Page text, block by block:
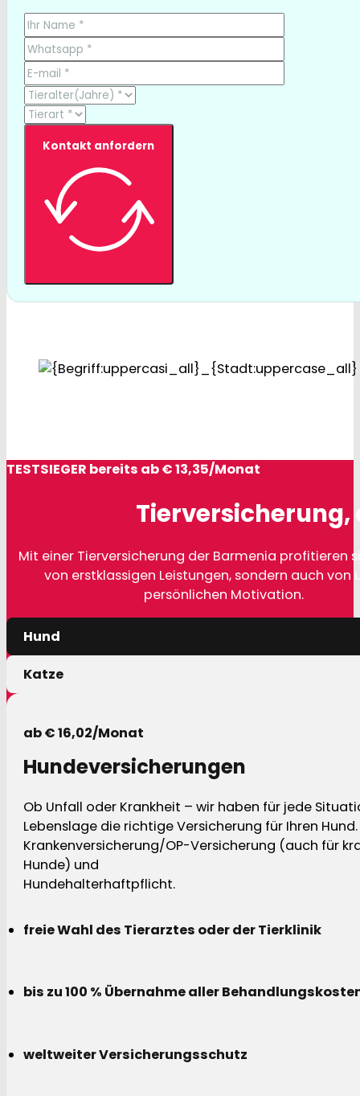
Kontakt anfordern
TESTSIEGER bereits ab € 13,35/Monat
Tierversicherung,
Mit einer Tierversicherung der Barmenia profitieren
von erstklassigen Leistungen, sondern auch von
persönlichen Motivation.
Hund
Katze
ab € 16,02/Monat
Hundeversicherungen
Ob Unfall oder Krankheit – wir haben für jede
Lebenslage die richtige Versicherung für Ihren Hund.
Krankenversicherung/OP-Versicherung (auch für
Hunde) und
Hundehalterhaftpflicht.
freie Wahl des Tierarztes oder der Tierklinik
bis zu 100 % Übernahme aller
weltweiter Versicherungsschutz